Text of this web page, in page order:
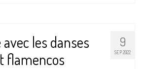
9
SEP 2022
les danses
flamencos